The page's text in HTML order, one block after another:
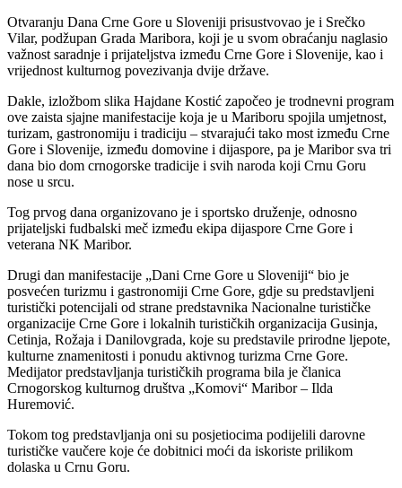
Otvaranju Dana Crne Gore u Sloveniji prisustvovao je i Srečko
Vilar, podžupan Grada Maribora, koji je u svom obraćanju naglasio
važnost saradnje i prijateljstva između Crne Gore i Slovenije, kao i
vrijednost kulturnog povezivanja dvije države.
Dakle, izložbom slika Hajdane Kostić započeo je trodnevni program
ove zaista sjajne manifestacije koja je u Mariboru spojila umjetnost,
turizam, gastronomiju i tradiciju – stvarajući tako most između Crne
Gore i Slovenije, između domovine i dijaspore, pa je Maribor sva tri
dana bio dom crnogorske tradicije i svih naroda koji Crnu Goru
nose u srcu.
Tog prvog dana organizovano je i sportsko druženje, odnosno
prijateljski fudbalski meč između ekipa dijaspore Crne Gore i
veterana NK Maribor.
Drugi dan manifestacije „Dani Crne Gore u Sloveniji“ bio je
posvećen turizmu i gastronomiji Crne Gore, gdje su predstavljeni
turistički potencijali od strane predstavnika Nacionalne turističke
organizacije Crne Gore i lokalnih turističkih organizacija Gusinja,
Cetinja, Rožaja i Danilovgrada, koje su predstavile prirodne ljepote,
kulturne znamenitosti i ponudu aktivnog turizma Crne Gore.
Medijator predstavljanja turističkih programa bila je članica
Crnogorskog kulturnog društva „Komovi“ Maribor – Ilda
Huremović.
Tokom tog predstavljanja oni su posjetiocima podijelili darovne
turističke vaučere koje će dobitnici moći da iskoriste prilikom
dolaska u Crnu Goru.